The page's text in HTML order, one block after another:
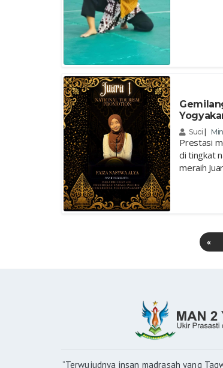
Suci
Prestasi
di tingkat
meraih
«
“Terwujudnya insan madrasah yang